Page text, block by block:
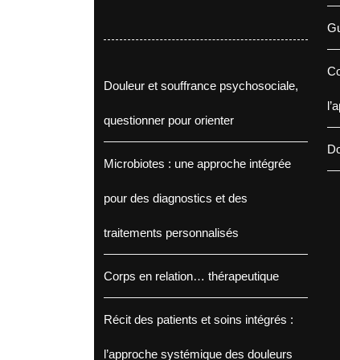
Douleur et souffrance psychosociale,
questionner pour orienter
Microbiotes : une approche intégrée
pour des diagnostics et des
traitements personnalisés
Corps en relation… thérapeutique
Récit des patients et soins intégrés :
l’approche systémique des douleurs